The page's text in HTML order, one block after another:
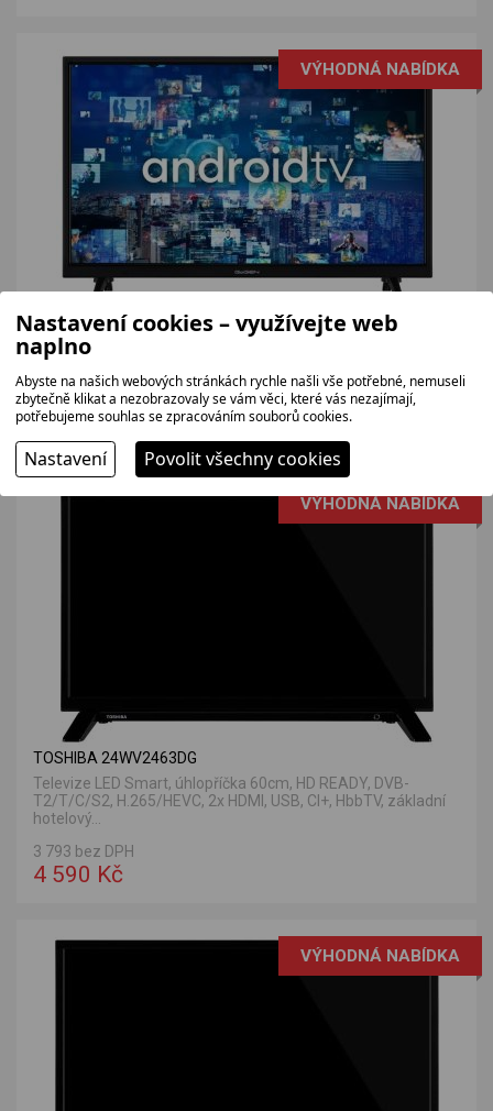
VÝHODNÁ NABÍDKA
GOGEN TVH24A336
Televize LED, úhlopříčka 60cm, HD Ready, 400 Hz CMP, DVB-
3 718 bez DPH
4 499 Kč
VÝHODNÁ NABÍDKA
TOSHIBA 24WV2463DG
Televize LED Smart, úhlopříčka 60cm, HD READY, DVB-
T2/T/C/S2, H.265/HEVC, 2x HDMI, USB, CI+, HbbTV, základní
hotelový...
3 793 bez DPH
4 590 Kč
VÝHODNÁ NABÍDKA
Nastavení cookies – využívejte web
naplno
Abyste na našich webových stránkách rychle našli vše potřebné, nemuseli
zbytečně klikat a nezobrazovaly se vám věci, které vás nezajímají,
potřebujeme souhlas se zpracováním souborů cookies.
Nastavení Povolit všechny cookies